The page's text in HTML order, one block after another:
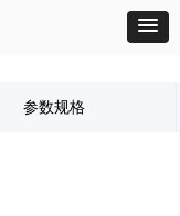
参数规格